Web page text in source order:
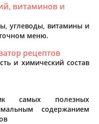
витаминов и
углеводы, витамины и
меню.
рецептов
и химический состав
самых полезных
содержанием